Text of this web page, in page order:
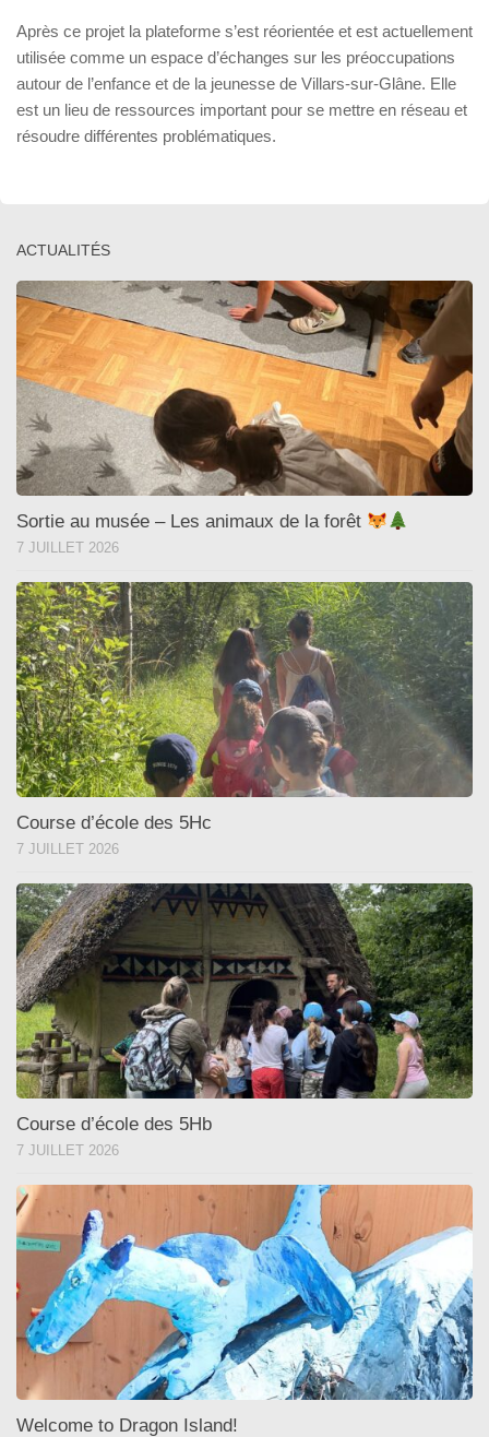
Après ce projet la plateforme s’est réorientée et est actuellement
utilisée comme un espace d’échanges sur les préoccupations
autour de l’enfance et de la jeunesse de Villars-sur-Glâne. Elle
est un lieu de ressources important pour se mettre en réseau et
résoudre différentes problématiques.
ACTUALITÉS
Sortie au musée – Les animaux de la forêt
7 JUILLET 2026
Course d’école des 5Hc
7 JUILLET 2026
Course d’école des 5Hb
7 JUILLET 2026
Welcome to Dragon Island!